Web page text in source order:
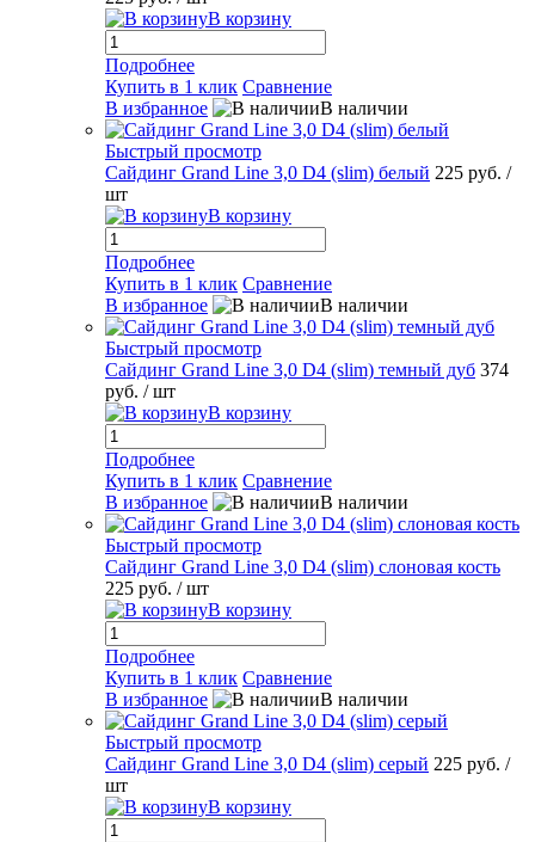
В корзину
Подробнее
Купить в 1 клик Сравнение
В избранное
В наличии
Быстрый просмотр
Сайдинг Grand Line 3,0 D4 (slim) белый 225 руб. /
шт
В корзину
Подробнее
Купить в 1 клик Сравнение
В избранное
В наличии
Быстрый просмотр
Сайдинг Grand Line 3,0 D4 (slim) темный дуб 374
руб. / шт
В корзину
Подробнее
Купить в 1 клик Сравнение
В избранное
В наличии
Быстрый просмотр
Сайдинг Grand Line 3,0 D4 (slim) слоновая кость
225 руб. / шт
В корзину
Подробнее
Купить в 1 клик Сравнение
В избранное
В наличии
Быстрый просмотр
Сайдинг Grand Line 3,0 D4 (slim) серый 225 руб. /
шт
В корзину